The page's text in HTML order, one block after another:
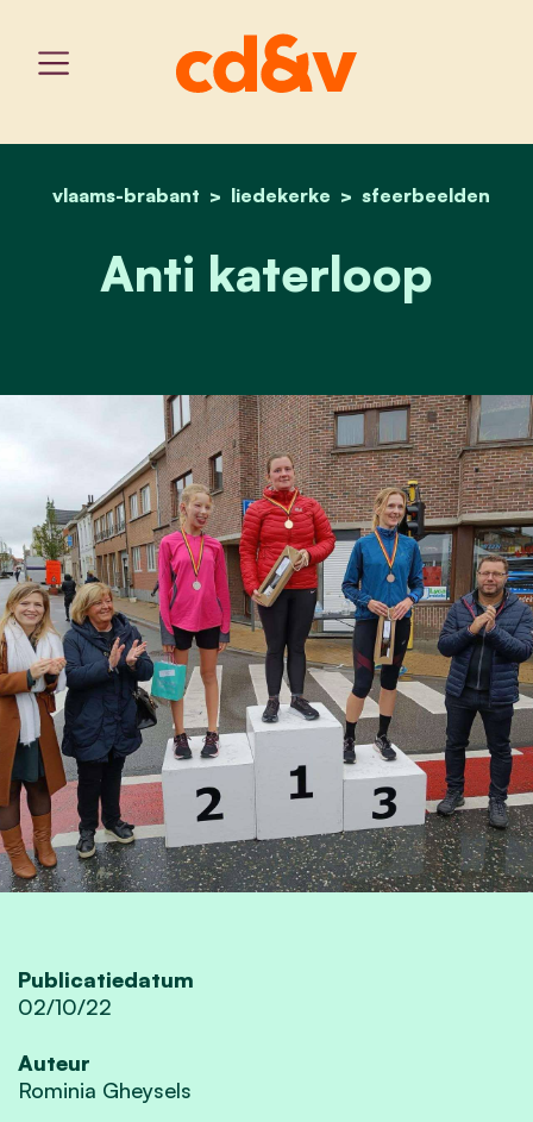
home
vlaams-brabant liedekerke sfeerbeelden
anti katerloop
Anti katerloop
Publicatiedatum
02/10/22
Auteur
Rominia Gheysels